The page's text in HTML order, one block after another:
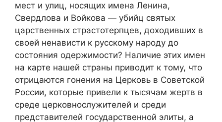
мест и улиц, носящих имена Ленина,
Свердлова и Войкова — убийц святых
царственных страстотерпцев, доходивших в
своей ненависти к русскому народу до
состояния одержимости? Наличие этих имен
на карте нашей страны приводит к тому, что
отрицаются гонения на Церковь в Советской
России, которые привели к тысячам жертв в
среде церковнослужителей и среди
представителей государственной элиты, а